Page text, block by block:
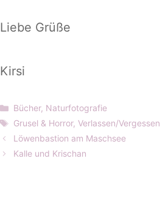
Liebe Grüße
Kirsi
Kategorien
Bücher, Naturfotografie
Schlagwörter
Grusel & Horror,Verlassen/Vergessen
Löwenbastion am Maschsee
Kalle und Krischan